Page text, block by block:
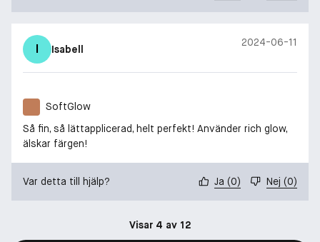
I Isabell
2024-06-11
SoftGlow
Så fin, så lättapplicerad, helt perfekt! Använder rich glow,
älskar färgen!
Var detta till hjälp? Ja (0) Nej (0)
Visar 4 av 12